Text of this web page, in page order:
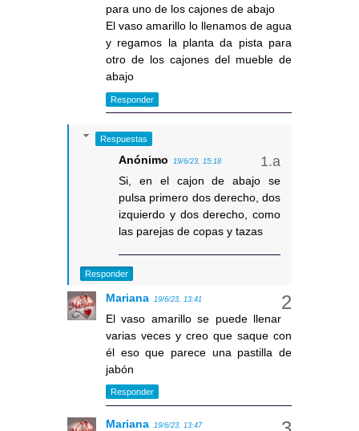
para uno de los cajones de abajo
El vaso amarillo lo llenamos de agua
y regamos la planta da pista para
otro de los cajones del mueble de
abajo
Responder
Respuestas
Anónimo 19/6/23, 15:18
Si, en el cajon de abajo se
pulsa primero dos derecho, dos
izquierdo y dos derecho, como
las parejas de copas y tazas
Responder
Mariana 19/6/23, 13:41
El vaso amarillo se puede llenar
varias veces y creo que saque con
él eso que parece una pastilla de
jabón
Responder
Mariana 19/6/23, 13:47